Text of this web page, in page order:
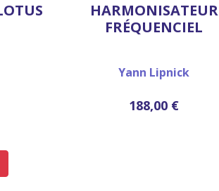
HARMONISATEUR
FRÉQUENCIEL
Yann Lipnick
188,00 €